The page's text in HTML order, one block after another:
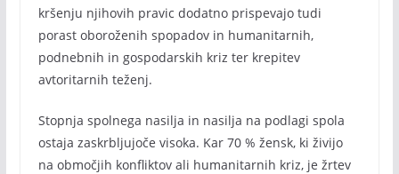
kršenju njihovih pravic dodatno prispevajo tudi
porast oboroženih spopadov in humanitarnih,
podnebnih in gospodarskih kriz ter krepitev
avtoritarnih teženj.
Stopnja spolnega nasilja in nasilja na podlagi spola
ostaja zaskrbljujoče visoka. Kar 70 % žensk, ki živijo
na območjih konfliktov ali humanitarnih kriz, je žrtev